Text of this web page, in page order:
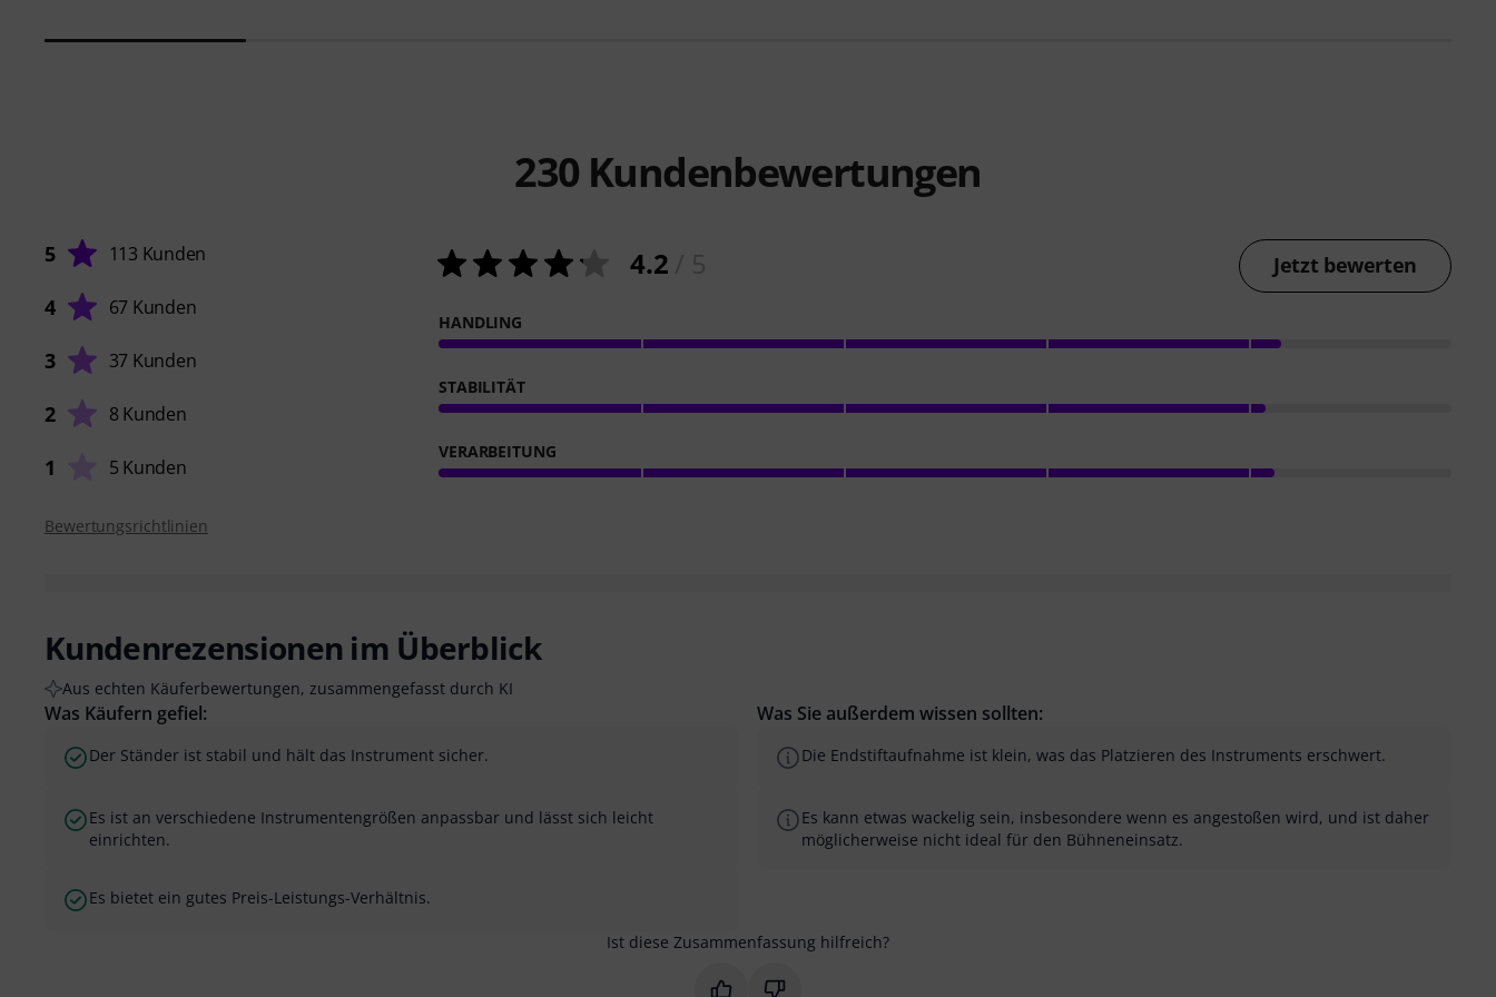
230 Kundenbewertungen
5 113 Kunden
4 67 Kunden
3 37 Kunden
2 8 Kunden
1 5 Kunden
4.2 Jetzt bewerten
HANDLING
STABILITÄT
VERARBEITUNG
Bewertungsrichtlinien
Kundenrezensionen im Überblick
Aus echten Käuferbewertungen, zusammengefasst durch KI
Was Käufern gefiel:
Der Ständer ist stabil und hält das Instrument sicher.
Es ist an verschiedene Instrumentengrößen anpassbar und lässt sich leicht
einrichten.
Es bietet ein gutes Preis-Leistungs-Verhältnis.
Was Sie außerdem wissen sollten:
Die Endstiftaufnahme ist klein, was das Platzieren des Instruments erschwert.
Es kann etwas wackelig sein, insbesondere wenn es angestoßen wird, und ist daher
möglicherweise nicht ideal für den Bühneneinsatz.
Ist diese Zusammenfassung hilfreich?
Markieren Sie diese Zusammenfassung als hilfreich
Markieren Sie diese Zusammenfassung als nicht hilfreich